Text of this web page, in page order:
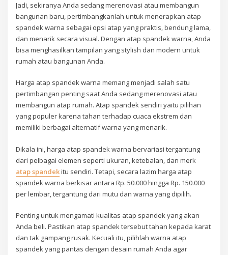
Jadi, sekiranya Anda sedang merenovasi atau membangun
bangunan baru, pertimbangkanlah untuk menerapkan atap
spandek warna sebagai opsi atap yang praktis, bendung lama,
dan menarik secara visual. Dengan atap spandek warna, Anda
bisa menghasilkan tampilan yang stylish dan modern untuk
rumah atau bangunan Anda.
Harga atap spandek warna memang menjadi salah satu
pertimbangan penting saat Anda sedang merenovasi atau
membangun atap rumah. Atap spandek sendiri yaitu pilihan
yang populer karena tahan terhadap cuaca ekstrem dan
memiliki berbagai alternatif warna yang menarik.
Dikala ini, harga atap spandek warna bervariasi tergantung
dari pelbagai elemen seperti ukuran, ketebalan, dan merk
atap spandekitu sendiri. Tetapi, secara lazim harga atap
spandek warna berkisar antara Rp. 50.000 hingga Rp. 150.000
per lembar, tergantung dari mutu dan warna yang dipilih.
Penting untuk mengamati kualitas atap spandek yang akan
Anda beli. Pastikan atap spandek tersebut tahan kepada karat
dan tak gampang rusak. Kecuali itu, pilihlah warna atap
spandek yang pantas dengan desain rumah Anda agar